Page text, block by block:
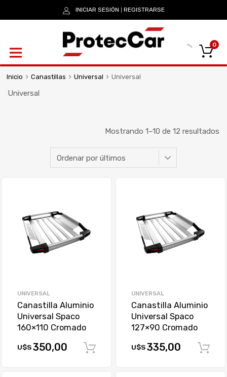
INICIAR SESIÓN REGISTRARSE
0
Inicio Canastillas Universal Universal
Universal
Mostrando 1–10 de 12 resultados
UNIVERSAL
Canastilla Aluminio
Universal Spaco
160×110 Cromado
U$S350,00 Comprar
UNIVERSAL
Canastilla Aluminio
Universal Spaco
127×90 Cromado
U$S335,00